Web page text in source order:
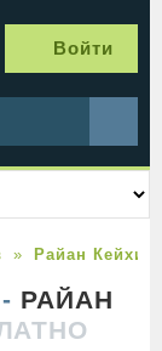
Войти
Райан
РАЙАН